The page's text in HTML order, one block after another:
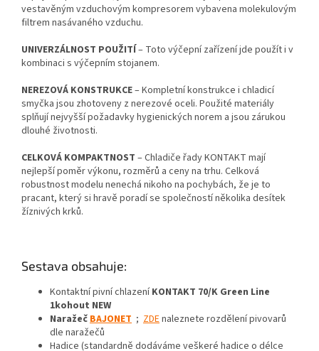
vestavěným vzduchovým kompresorem vybavena molekulovým
filtrem nasávaného vzduchu.
UNIVERZÁLNOST POUŽITÍ– Toto výčepní zařízení jde použít i v
kombinaci s výčepním stojanem.
NEREZOVÁ KONSTRUKCE– Kompletní konstrukce i chladicí
smyčka jsou zhotoveny z nerezové oceli. Použité materiály
splňují nejvyšší požadavky hygienických norem a jsou zárukou
dlouhé životnosti.
CELKOVÁ KOMPAKTNOST – Chladiče řady KONTAKT mají
nejlepší poměr výkonu, rozměrů a ceny na trhu. Celková
robustnost modelu nenechá nikoho na pochybách, že je to
pracant, který si hravě poradí se společností několika desítek
žíznivých krků.
Sestava obsahuje:
Kontaktní pivní chlazeníKONTAKT 70/K Green Line
1kohout NEW
NaražečBAJONET ; ZDEnaleznete rozdělení pivovarů
dle naražečů
Hadice (standardně dodáváme veškeré hadice o délce